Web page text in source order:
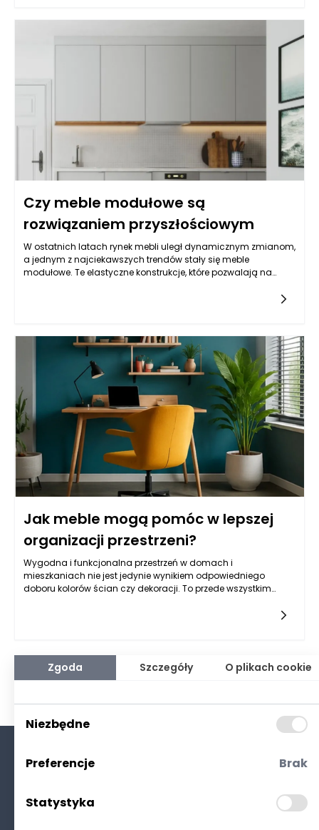
tym artykule przyjrzymy się najważniejszym aspektom
także podpowiemy, jak zaaranżować przestrzeń, by była
Czy meble modułowe są
rozwiązaniem przyszłościowym
W ostatnich latach rynek mebli uległ dynamicznym zmianom,
a jednym z najciekawszych trendów stały się meble
modułowe. Te elastyczne konstrukcje, które pozwalają na
przyszłościowe? Przede wszystkim, meble modułowe
odpowiadają na potrzeby coraz bardziej różnorodnych i
zmieniających się stylów życia. Dzięki swojej elastyczności,
meble te mogą być dostosowywane do różnych przestrzeni,
co czyni je idealnym wyborem zarówno dla mieszkań w
dużych aglomeracjach, jak i dla domów jednorodzinnych.
Wzrost mobilności oraz zmiany w stylach życia sprawiają, że
osoby coraz rzadziej decydują się na stałe wyposażenie, co
stwarza idealną przestrzeń dla mebli modułowych.
Jak meble mogą pomóc w lepszej
organizacji przestrzeni?
Wygodna i funkcjonalna przestrzeń w domach i
mieszkaniach nie jest jedynie wynikiem odpowiedniego
doboru kolorów ścian czy dekoracji. To przede wszystkim
zarówno funkcjonalny, jak i harmonijny. Odpowiednio
dobrana konstrukcja mebli może zmienić sposób, w jaki
postrzegamy nasze wnętrza, wprowadzając ład i porządek do
Polityka prywatności
Zgoda Szczegóły O plikach cookie
Niezbędne
Preferencje Brak
Statystyka